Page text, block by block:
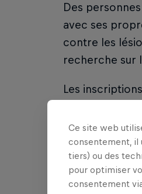
Des
avec ses
contre les
recherche sur
Les
le 8
temps de
Résumé
Ce site web
consentement, il
tiers) ou des
pour optimiser
consentement